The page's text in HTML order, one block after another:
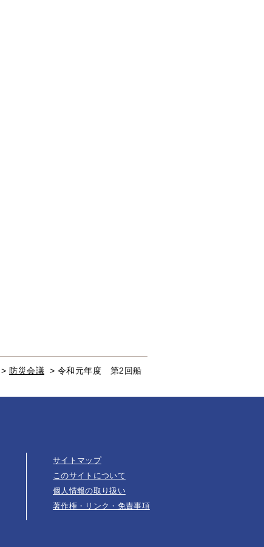
> 防災会議 > 令和元年度 第2回船
サイトマップ
このサイトについて
個人情報の取り扱い
著作権・リンク・免責事項